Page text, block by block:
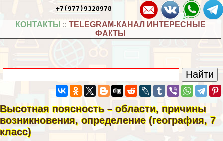
+7(977)9328978
КОНТАКТЫ :: TELEGRAM-КАНАЛ ИНТЕРЕСНЫЕ
ФАКТЫ
Высотная поясность – области, причины
возникновения, определение (география, 7
класс)